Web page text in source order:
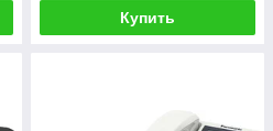
Купить